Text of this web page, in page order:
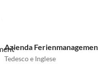
Azienda
Tedesco e Inglese